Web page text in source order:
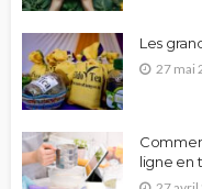
Les
27 mai
ligne en